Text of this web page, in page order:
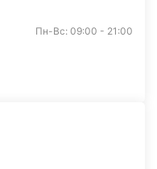
Пн-Вс: 09:00 - 21:00